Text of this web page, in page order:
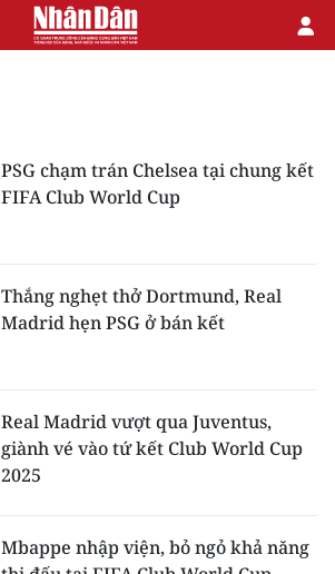
PSG chạm trán Chelsea tại chung kết
FIFA Club World Cup
Thắng nghẹt thở Dortmund, Real
Madrid hẹn PSG ở bán kết
Real Madrid vượt qua Juventus,
giành vé vào tứ kết Club World Cup
2025
Mbappe nhập viện, bỏ ngỏ khả năng